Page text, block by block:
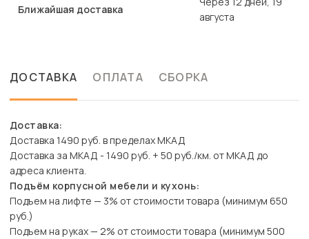
Ближайшая доставка
августа
ДОСТАВКА ОПЛАТА СБОРКА
Доставка:
Доставка 1490 руб. в пределах МКАД
Доставка за МКАД - 1490 руб. + 50 руб./км. от МКАД до
адреса клиента.
Подъём корпусной мебели и кухонь:
Подъем на лифте — 3% от стоимости товара (минимум 650
руб.)
Подъем на руках — 2% от стоимости товара (минимум 500